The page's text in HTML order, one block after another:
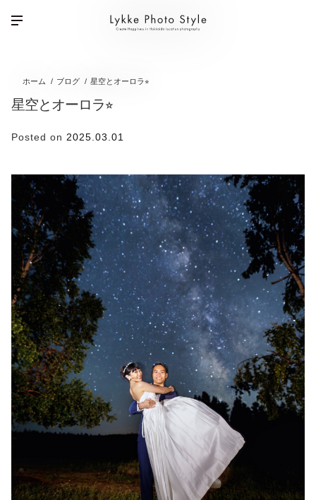
ホーム ブログ 星空とオーロラ⭐︎
星空とオーロラ⭐︎
Posted on 2025.03.01